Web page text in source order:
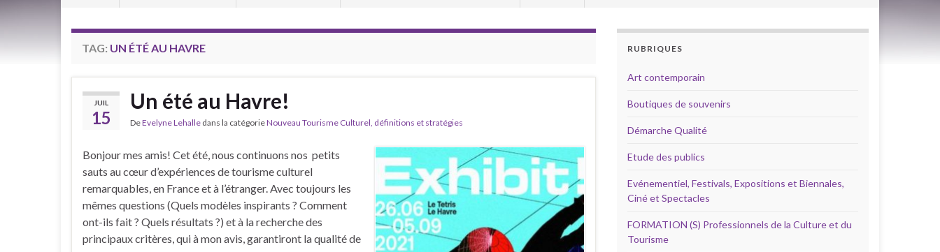
TAG: UN ÉTÉ AU HAVRE
JUIL
15
Un été au Havre!
DeEvelyne Lehalle dans la catégorieNouveau Tourisme Culturel, définitions et stratégies
Bonjour mes amis! Cet été, nous continuons nos petits
sauts au cœur d’expériences de tourisme culturel
remarquables, en France et à l’étranger. Avec toujours les
mêmes questions (Quels modèles inspirants ? Comment
ont-ils fait ? Quels résultats ?) et à la recherche des
principaux critères, qui à mon avis, garantiront la qualité de
RUBRIQUES
Art contemporain
Boutiques de souvenirs
Démarche Qualité
Etude des publics
Evénementiel, Festivals, Expositions et Biennales,
Ciné et Spectacles
FORMATION (S) Professionnels de la Culture et du
Tourisme